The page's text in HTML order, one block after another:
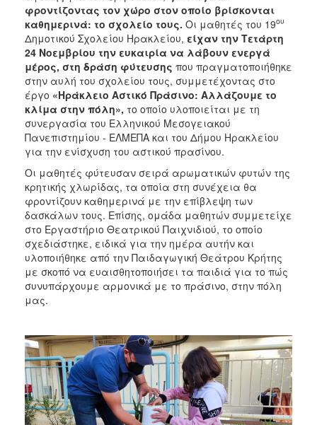
φροντίζοντας τον χώρο στον οποίο βρίσκονται
καθημερινά: το σχολείο τους. Οι μαθητές του 19ου
Δημοτικού Σχολείου Ηρακλείου, είχαν την Τετάρτη
24 Νοεμβρίου την ευκαιρία να λάβουν ενεργά
μέρος, στη δράση φύτευσης που πραγματοποιήθηκε
στην αυλή του σχολείου τους, συμμετέχοντας στο
έργο «Ηράκλειο Αστικό Πράσινο: Αλλάζουμε το
κλίμα στην πόλη», το οποίο υλοποιείται με τη
συνεργασία του Ελληνικού Μεσογειακού
Πανεπιστημίου - ΕΛΜΕΠΑ και του Δήμου Ηρακλείου
για την ενίσχυση του αστικού πρασίνου.
Οι μαθητές φύτευσαν σειρά αρωματικών φυτών της
κρητικής χλωρίδας, τα οποία στη συνέχεια θα
φροντίζουν καθημερινά με την επίβλεψη των
δασκάλων τους. Επίσης, ομάδα μαθητών συμμετείχε
στο Εργαστήριο Θεατρικού Παιχνιδιού, το οποίο
σχεδιάστηκε, ειδικά για την ημέρα αυτήν και
υλοποιήθηκε από την Παιδαγωγική Θεάτρου Κρήτης
με σκοπό να ευαισθητοποιήσει τα παιδιά για το πώς
συνυπάρχουμε αρμονικά με το πράσινο, στην πόλη
μας.